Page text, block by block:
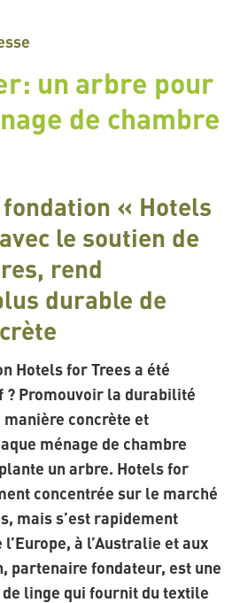
un arbre pour
de chambre
« Hotels
le soutien de
rend
durable de
Hotels for Trees a été
? Promouvoir la durabilité
concrète et
ménage de chambre
un arbre. Hotels for
concentrée sur le marché
mais s’est rapidement
à l’Australie et aux
partenaire fondateur, est une
linge qui fournit du textile